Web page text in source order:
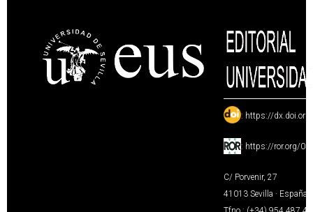
: https://
: https://ror.org/
C/ Porvenir, 27
41013 Sevilla · España